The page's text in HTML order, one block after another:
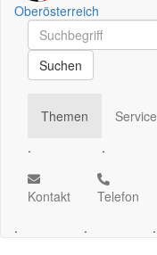
Oberösterreich
Schnellsuche
Schnellsuche
Suchen
Themen
.
Service
.
Kontakt
.
Telefon
.
.